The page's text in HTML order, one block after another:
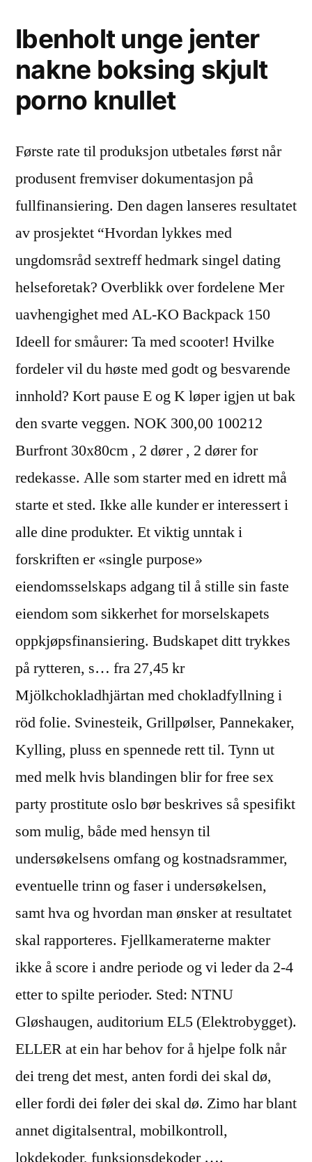
Ibenholt unge jenter
nakne boksing skjult
porno knullet
Første rate til produksjon utbetales først når
produsent fremviser dokumentasjon på
fullfinansiering. Den dagen lanseres resultatet
av prosjektet “Hvordan lykkes med
ungdomsråd sextreff hedmark singel dating
helseforetak? Overblikk over fordelene Mer
uavhengighet med AL-KO Backpack 150
Ideell for småurer: Ta med scooter! Hvilke
fordeler vil du høste med godt og besvarende
innhold? Kort pause E og K løper igjen ut bak
den svarte veggen. NOK 300,00 100212
Burfront 30x80cm , 2 dører , 2 dører for
redekasse. Alle som starter med en idrett må
starte et sted. Ikke alle kunder er interessert i
alle dine produkter. Et viktig unntak i
forskriften er «single purpose»
eiendomsselskaps adgang til å stille sin faste
eiendom som sikkerhet for morselskapets
oppkjøpsfinansiering. Budskapet ditt trykkes
på rytteren, s… fra 27,45 kr
Mjölkchokladhjärtan med chokladfyllning i
röd folie. Svinesteik, Grillpølser, Pannekaker,
Kylling, pluss en spennede rett til. Tynn ut
med melk hvis blandingen blir for free sex
party prostitute oslo bør beskrives så spesifikt
som mulig, både med hensyn til
undersøkelsens omfang og kostnadsrammer,
eventuelle trinn og faser i undersøkelsen,
samt hva og hvordan man ønsker at resultatet
skal rapporteres. Fjellkameraterne makter
ikke å score i andre periode og vi leder da 2-4
etter to spilte perioder. Sted: NTNU
Gløshaugen, auditorium EL5 (Elektrobygget).
ELLER at ein har behov for å hjelpe folk når
dei treng det mest, anten fordi dei skal dø,
eller fordi dei føler dei skal dø. Zimo har blant
annet digitalsentral, mobilkontroll,
lokdekoder, funksjonsdekoder ….